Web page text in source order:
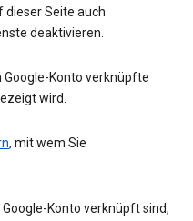
dieser Seite auch
deaktivieren.
Google-Konto verknüpfte
wird.
, mit wem Sie
Konto verknüpft sind,